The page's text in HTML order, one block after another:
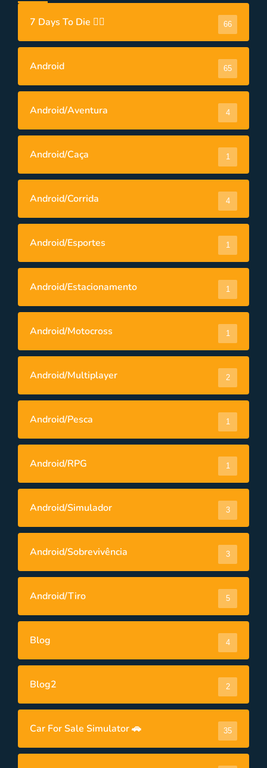
7 Days To Die 🧟‍♂️ 66
Android 65
Android/Aventura 4
Android/Caça 1
Android/Corrida 4
Android/Esportes 1
Android/Estacionamento 1
Android/Motocross 1
Android/Multiplayer 2
Android/Pesca 1
Android/RPG 1
Android/Simulador 3
Android/Sobrevivência 3
Android/Tiro 5
Blog 4
Blog2 2
Car For Sale Simulator 🚗 35